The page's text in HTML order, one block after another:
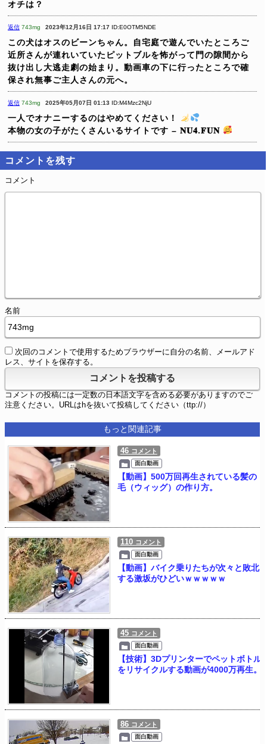
オチは？
返信 743mg 2023年12月16日 17:17 ID:E0OTM5NDE
この犬はオスのビーンちゃん。自宅庭で遊んでいたところご
近所さんが連れいていたピットブルを怖がって門の隙間から
抜け出し大逃走劇の始まり。動画車の下に行ったところで確
保され無事ご主人さんの元へ。
返信 743mg 2025年05月07日 01:13 ID:M4Mzc2NjU
一人でオナニーするのはやめてください！
本物の女の子がたくさんいるサイトです – 𝐍𝐔𝟒.𝐅𝐔𝐍
コメントを残す
コメント
名前
次回のコメントで使用するためブラウザーに自分の名前、メールアド
レス、サイトを保存する。
コメントの投稿には一定数の日本語文字を含める必要がありますのでご
注意ください。URLはhを抜いて投稿してください（ttp://）
もっと関連記事
46 コメント
面白動画
【動画】500万回再生されている髪の
毛（ウィッグ）の作り方。
110 コメント
面白動画
【動画】バイク乗りたちが次々と敗北
する激坂がひどいｗｗｗｗｗ
45 コメント
面白動画
【技術】3Dプリンターでペットボトル
をリサイクルする動画が4000万再生。
86 コメント
面白動画